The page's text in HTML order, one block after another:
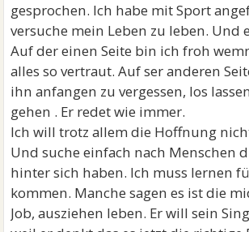
gesprochen. Ich habe mit Sport
versuche mein Leben zu leben. Und
Auf der einen Seite bin ich froh
alles so vertraut. Auf ser anderen
ihn anfangen zu vergessen, los
gehen . Er redet wie immer.
Ich will trotz allem die Hoffnung
Und suche einfach nach Menschen
hinter sich haben. Ich muss lernen
kommen. Manche sagen es ist die
Job, ausziehen leben. Er will sein